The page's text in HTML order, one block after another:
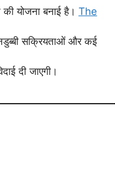
योजना बनाई है। The
सक्रियताओं और कई
दी जाएगी।